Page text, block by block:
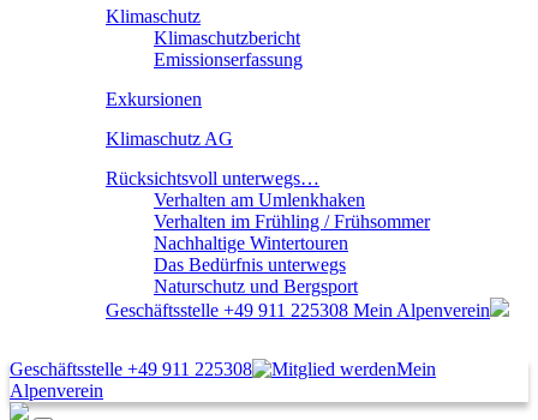
Klimaschutz
Klimaschutzbericht
Emissionserfassung
Exkursionen
Klimaschutz AG
Rücksichtsvoll unterwegs…
Verhalten am Umlenkhaken
Verhalten im Frühling / Frühsommer
Nachhaltige Wintertouren
Das Bedürfnis unterwegs
Naturschutz und Bergsport
Geschäftsstelle +49 911 225308 Mein Alpenverein
Geschäftsstelle +49 911 225308
Mein
Alpenverein